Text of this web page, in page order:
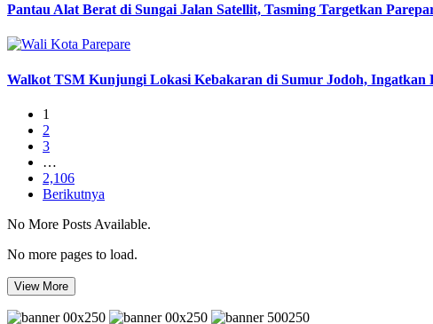
Pantau Alat Berat di Sungai Jalan Satellit, Tasming Targetkan
Walkot TSM Kunjungi Lokasi Kebakaran di Sumur Jodoh, Ingatkan
1
2
3
…
2,106
Berikutnya
No More Posts Available.
No more pages to load.
View More